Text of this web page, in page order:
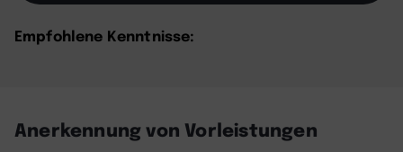
Empfohlene Kenntnisse:
Anerkennung von Vorleistungen